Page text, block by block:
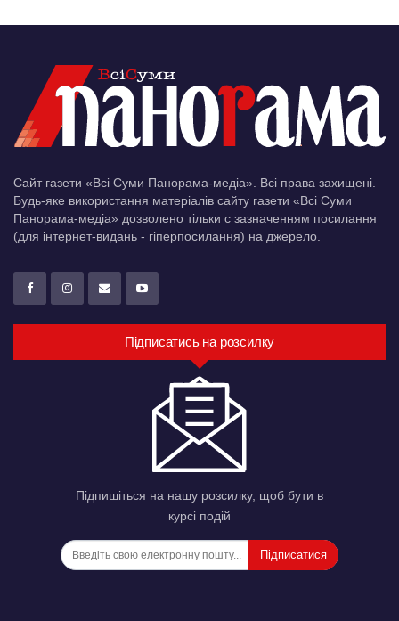
Сайт газети «Всі Суми Панорама-медіа». Всі права захищені.
Будь-яке використання матеріалів сайту газети «Всі Суми
Панорама-медіа» дозволено тільки c зазначенням посилання
(для інтернет-видань - гіперпосилання) на джерело.
Підписатись на розсилку
Підпишіться на нашу розсилку, щоб бути в
курсі подій
Підписатися